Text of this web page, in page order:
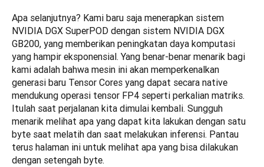
Apa selanjutnya? Kami baru saja menerapkan sistem
NVIDIA DGX SuperPOD dengan sistem NVIDIA DGX
GB200, yang memberikan peningkatan daya komputasi
yang hampir eksponensial. Yang benar-benar menarik bagi
kami adalah bahwa mesin ini akan memperkenalkan
generasi baru Tensor Cores yang dapat secara native
mendukung operasi tensor FP4 seperti perkalian matriks.
Itulah saat perjalanan kita dimulai kembali. Sungguh
menarik melihat apa yang dapat kita lakukan dengan satu
byte saat melatih dan saat melakukan inferensi. Pantau
terus halaman ini untuk melihat apa yang bisa dilakukan
dengan setengah byte.